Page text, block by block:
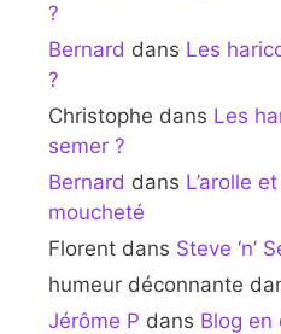
?
Bernard dans Les
?
Christophe dans Les
semer ?
Bernard dans L’arolle
moucheté
Florent dans Steve ‘n’
humeur déconnante
Jérôme P dans Blog en